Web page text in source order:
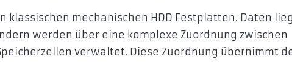
klassischen mechanischen HDD Festplatten. Daten
werden über eine komplexe Zuordnung zwischen
verwaltet. Diese Zuordnung übernimmt